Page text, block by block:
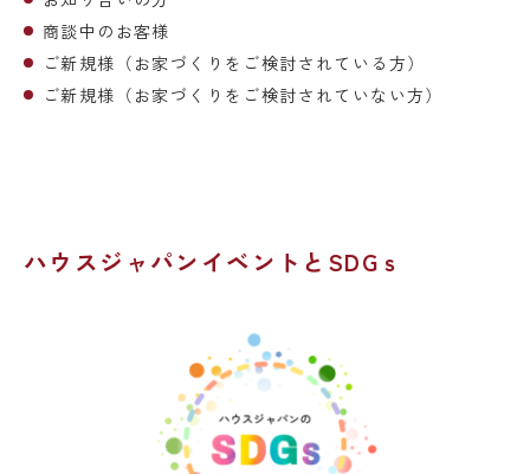
商談中のお客様
ご新規様（お家づくりをご検討されている方）
ご新規様（お家づくりをご検討されていない方）
ハウスジャパンイベントとSDGｓ